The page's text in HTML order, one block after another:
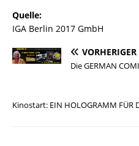
Quelle:
IGA Berlin 2017 GmbH
VORHERIGER
Die GERMAN
Kinostart: EIN HOLOGRAMM FÜR